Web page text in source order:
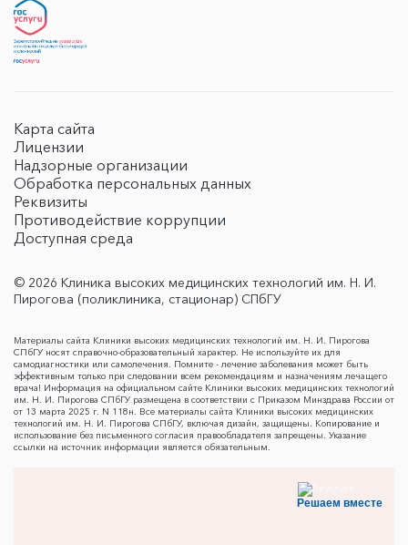
Карта сайта
Лицензии
Надзорные организации
Обработка персональных данных
Реквизиты
Противодействие коррупции
Доступная среда
© 2026 Клиника высоких медицинских технологий им. Н. И.
Пирогова (поликлиника, стационар) СПбГУ
Материалы сайта Клиники высоких медицинских технологий им. Н. И. Пирогова
СПбГУ носят справочно-образовательный характер. Не используйте их для
самодиагностики или самолечения. Помните - лечение заболевания может быть
эффективным только при следовании всем рекомендациям и назначениям лечащего
врача! Информация на официальном сайте Клиники высоких медицинских технологий
им. Н. И. Пирогова СПбГУ размещена в соответствии с Приказом Минздрава России от
от 13 марта 2025 г. N 118н. Все материалы сайта Клиники высоких медицинских
технологий им. Н. И. Пирогова СПбГУ, включая дизайн, защищены. Копирование и
использование без письменного согласия правообладателя запрещены. Указание
ссылки на источник информации является обязательным.
Решаем вместе